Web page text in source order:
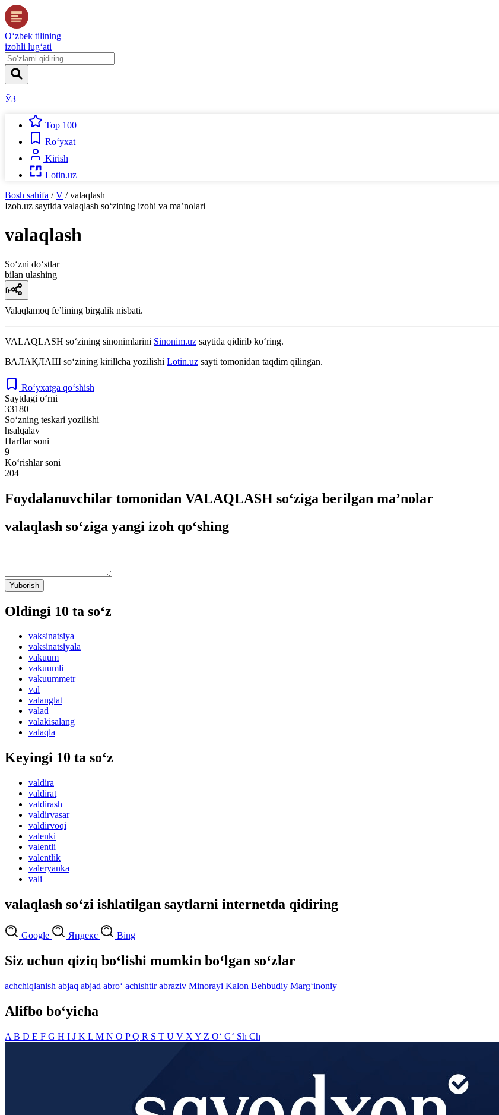
O‘zbek tilining
izohli lug‘ati
ЎЗ
Top 100
Ro‘yxat
Kirish
Lotin.uz
Bosh sahifa / V / valaqlash
Izoh.uz saytida valaqlash so‘zining izohi va ma’nolari
valaqlash
So‘zni do‘stlar
bilan ulashing
fe’l
Valaqlamoq feʼlining birgalik nisbati.
VALAQLASH so‘zining sinonimlarini Sinonim.uz saytida qidirib ko‘ring.
ВАЛАҚЛАШ so‘zining kirillcha yozilishi Lotin.uz sayti tomonidan taqdim qilingan.
Ro‘yxatga qo‘shish
Saytdagi o‘rni
33180
So‘zning teskari yozilishi
hsalqalav
Harflar soni
9
Ko‘rishlar soni
204
Foydalanuvchilar tomonidan VALAQLASH so‘ziga berilgan ma’nolar
valaqlash so‘ziga yangi izoh qo‘shing
Yuborish
Oldingi 10 ta so‘z
vaksinatsiya
vaksinatsiyala
vakuum
vakuumli
vakuummetr
val
valanglat
valad
valakisalang
valaqla
Keyingi 10 ta so‘z
valdira
valdirat
valdirash
valdirvasar
valdirvoqi
valenki
valentli
valentlik
valeryanka
vali
valaqlash so‘zi ishlatilgan saytlarni internetda qidiring
Google Яндекс Bing
Siz uchun qiziq bo‘lishi mumkin bo‘lgan so‘zlar
achchiqlanish abjaq abjad abro‘ achishtir abraziv Minorayi Kalon Behbudiy Marg‘inoniy
Alifbo bo‘yicha
A B D E F G H I J K L M N O PQ R S T U V X Y Z O‘ G‘ Sh Ch